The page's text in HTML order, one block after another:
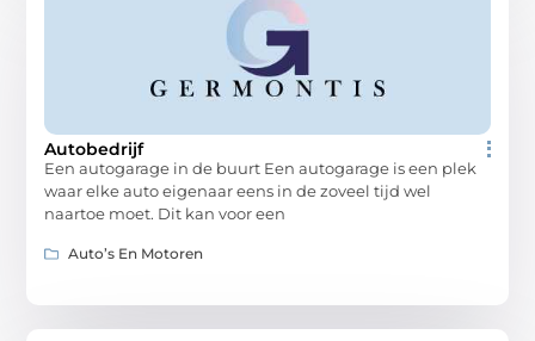
Autobedrijf
Een autogarage in de buurt Een autogarage is een plek
waar elke auto eigenaar eens in de zoveel tijd wel
naartoe moet. Dit kan voor een
Auto’s En Motoren